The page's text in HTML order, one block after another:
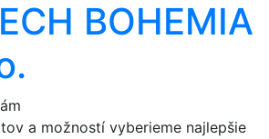
BOHEMIA
a možností vyberieme najlepšie